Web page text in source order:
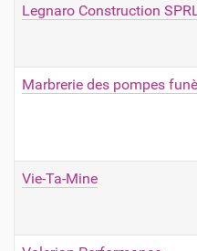
Legnaro Construction
Marbrerie des pompes
Vie-Ta-Mine